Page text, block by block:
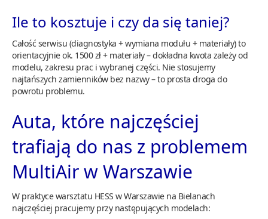
Ile to kosztuje i czy da się taniej?
Całość serwisu (diagnostyka + wymiana modułu + materiały) to
orientacyjnie ok. 1500 zł + materiały – dokładna kwota zależy od
modelu, zakresu prac i wybranej części. Nie stosujemy
najtańszych zamienników bez nazwy – to prosta droga do
powrotu problemu.
Auta, które najczęściej
trafiają do nas z problemem
MultiAir w Warszawie
W praktyce warsztatu HESS w Warszawie na Bielanach
najczęściej pracujemy przy następujących modelach: